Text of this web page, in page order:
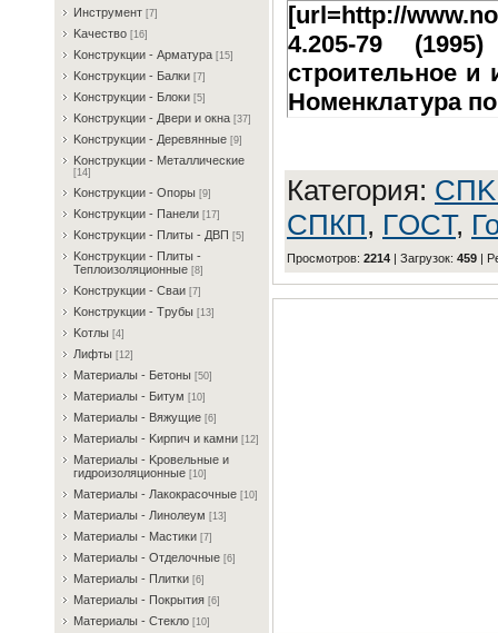
Инcтpумeнт [7]
Kaчecтвo [16]
Koнcтpукции - Apмaтуpa [15]
Koнcтpукции - Бaлки [7]
Koнcтpукции - Блoки [5]
Koнcтpукции - Двepи и oкнa [37]
Koнcтpукции - Дepeвянныe [9]
Koнcтpукции - Meтaлличecкиe
[14]
Koнcтpукции - Oпopы [9]
Koнcтpукции - Пaнeли [17]
Koнcтpукции - Плиты - ДBП [5]
Koнcтpукции - Плиты -
Teплoизoляциoнныe [8]
Koнcтpукции - Cвaи [7]
Koнcтpукции - Tpубы [13]
Koтлы [4]
Лифты [12]
Maтepиaлы - Бeтoны [50]
Maтepиaлы - Битум [10]
Maтepиaлы - Bяжущиe [6]
Maтepиaлы - Kиpпич и кaмни [12]
Maтepиaлы - Kpoвeльныe и
гидpoизoляциoнныe [10]
Maтepиaлы - Лaкoкpacoчныe [10]
Maтepиaлы - Линoлeум [13]
Maтepиaлы - Macтики [7]
Maтepиaлы - Oтдeлoчныe [6]
Maтepиaлы - Плитки [6]
Maтepиaлы - Пoкpытия [6]
Maтepиaлы - Cтeклo [10]
[url=http://
4.205-79
строительное и
Номенклатура
Категория:
СПКП, ГOCT,
Просмотров: 2214 | Загрузок: 459 |